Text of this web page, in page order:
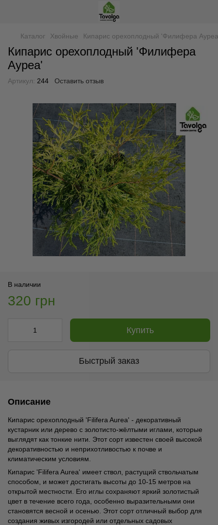
Каталог Хвойные Кипарис орехоплодный 'Филифера
Кипарис орехоплодный 'Филифера
Ауреа'
Артикул: 244 Оставить отзыв
В наличии
320 грн
Купить
Быстрый заказ
Описание
Кипарис орехоплодный 'Filifera Aurea' - декоративный
кустарник или дерево с золотисто-жёлтыми иглами, которые
выглядят как тонкие нити. Этот сорт известен своей высокой
декоративностью и неприхотливостью к почве и
климатическим условиям.
Кипарис 'Filifera Aurea' имеет ствол, растущий ствольчатым
способом, и может достигать высоты до 10-15 метров на
открытой местности. Его иглы сохраняют яркий золотистый
цвет в течение всего года, особенно выразительными они
становятся весной и осенью. Этот сорт отличный выбор для
создания живых изгородей или отдельных садовых